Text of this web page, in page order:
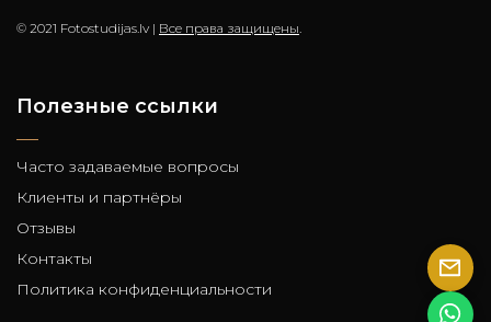
© 2021 Fotostudijas.lv | Все права защищены.
Полезные ссылки
Часто задаваемые вопросы
Клиенты и партнёры
Отзывы
Контакты
Политика конфиденциальности